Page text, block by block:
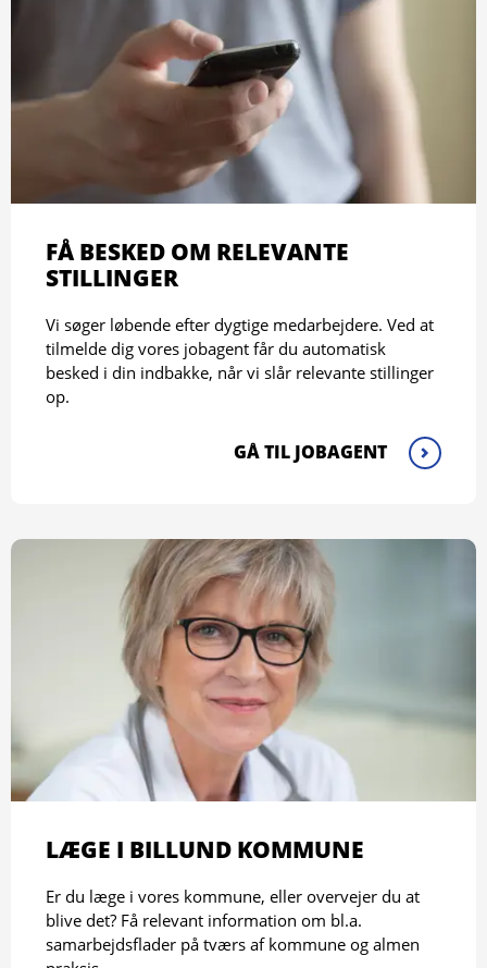
FÅ BESKED OM RELEVANTE
STILLINGER
Vi søger løbende efter dygtige medarbejdere. Ved at
tilmelde dig vores jobagent får du automatisk
besked i din indbakke, når vi slår relevante stillinger
op.
GÅ TIL JOBAGENT
LÆGE I BILLUND KOMMUNE
Er du læge i vores kommune, eller overvejer du at
blive det? Få relevant information om bl.a.
samarbejdsflader på tværs af kommune og almen